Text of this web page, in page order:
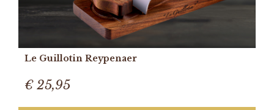
Le Guillotin Reypenaer
€ 25,95